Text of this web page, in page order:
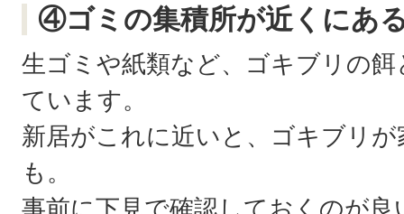
④ゴミの集積所が近くにあ
生ゴミや紙類など、ゴキブリの
ています。
新居がこれに近いと、ゴキブリ
も。
事前に下見で確認しておくのが良